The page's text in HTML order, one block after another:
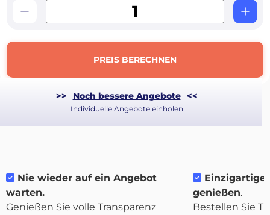
PREIS BERECHNEN
>> Noch bessere Angebote <<
Individuelle Angebote einholen
Nie wieder auf ein Angebot
warten.
Genießen Sie volle Transparenz
genießen.
Bestellen Sie